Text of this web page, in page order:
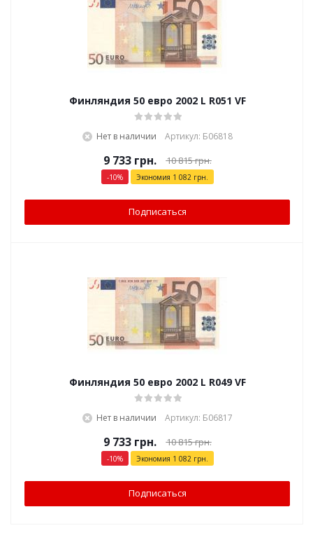
Финляндия 50 евро 2002 L R051 VF
Нет в наличии Артикул: Б06818
9 733грн. 10 815грн.
-10% Экономия 1 082грн.
Подписаться
Финляндия 50 евро 2002 L R049 VF
Нет в наличии Артикул: Б06817
9 733грн. 10 815грн.
-10% Экономия 1 082грн.
Подписаться